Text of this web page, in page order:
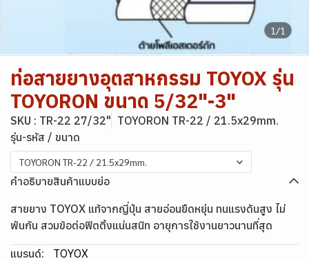
1/1
ท่อสายยางอุตสาหกรรม TOYOX รุ่น
TOYORON ขนาด 5/32"-3"
SKU : TR-22 27/32" TOYORON TR-22 / 21.5x29mm.
รุ่น-รหัส / ขนาด
TOYORON TR-22 / 21.5x29mm.
คำอธิบายสินค้าแบบย่อ
สายยาง TOYOX แท้จากญี่ปุ่น สายอ่อนยืดหยุ่น ทนแรงดันสูง ไม่
พันกัน สวมข้อต่อฟิตติ้งแน่นสนิท อายุการใช้งานยาวนานที่สุด
แบรนด์:
TOYOX